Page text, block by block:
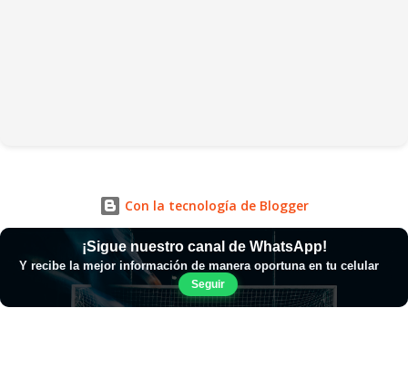
Con la tecnología de Blogger
¡Sigue nuestro canal de WhatsApp!
Y recibe la mejor información de manera oportuna en tu celular
Seguir